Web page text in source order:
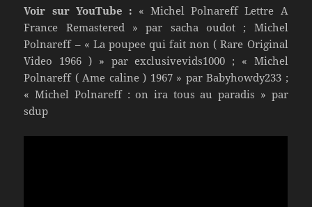
Voir sur YouTube : « Michel Polnareff Lettre A
France Remastered » par sacha oudot ; Michel
Polnareff – « La poupee qui fait non ( Rare Original
Video 1966 ) » par exclusivevids1000 ; « Michel
Polnareff ( Ame caline ) 1967 » par Babyhowdy233 ;
« Michel Polnareff : on ira tous au paradis » par
sdup